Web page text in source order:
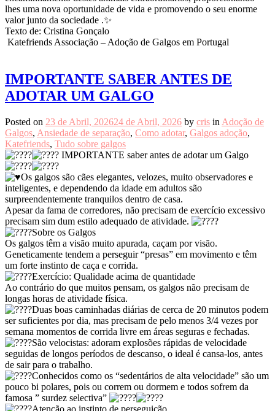
lhes uma nova oportunidade de vida e promovendo o seu enorme
valor junto da sociedade .✨
Texto de: Cristina Gonçalo
Katefriends Associação – Adoção de Galgos em Portugal
IMPORTANTE SABER ANTES DE
ADOTAR UM GALGO
Posted on 23 de Abril, 202624 de Abril, 2026 by cris in Adoção de
Galgos, Ansiedade de separação, Como adotar, Galgos adoção,
Katefriends, Tudo sobre galgos
IMPORTANTE saber antes de adotar um Galgo
Os galgos são cães elegantes, velozes, muito observadores e
inteligentes, e dependendo da idade em adultos são
surpreendentemente tranquilos dentro de casa.
Apesar da fama de corredores, não precisam de exercício excessivo
precisam sim dum estilo adequado de atividade.
Sobre os Galgos
Os galgos têm a visão muito apurada, caçam por visão.
Geneticamente tendem a perseguir “presas” em movimento e têm
um forte instinto de caça e corrida.
Exercício: Qualidade acima de quantidade
Ao contrário do que muitos pensam, os galgos não precisam de
longas horas de atividade física.
Duas boas caminhadas diárias de cerca de 20 minutos podem
ser suficientes por dia, mas precisam de pelo menos 3/4 vezes por
semana momentos de corrida livre em áreas seguras e fechadas.
São velocistas: adoram explosões rápidas de velocidade
seguidas de longos períodos de descanso, o ideal é cansa-los, antes
de sair para o trabalho.
Conhecidos como os “sedentários de alta velocidade” são um
pouco bi polares, pois ou correm ou dormem e todos sofrem da
famosa ” surdez selectiva”